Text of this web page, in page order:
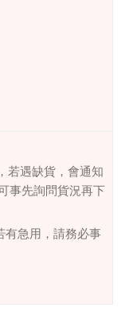
若遇缺貨，會通知
事先詢問貨況再下
有急用，請務必事